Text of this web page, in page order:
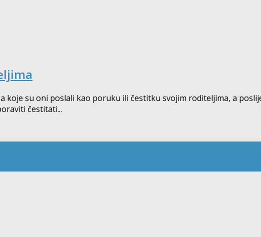
koje su oni poslali kao poruku ili čestitku svojim roditeljima, a
čestitati...